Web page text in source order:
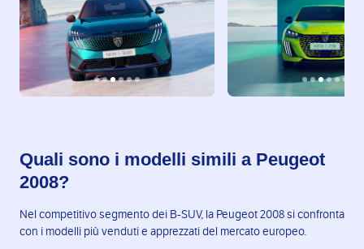
Quali sono i modelli simili a Peugeot
2008?
Nel competitivo segmento dei B-SUV, la Peugeot 2008 si confronta
con i modelli più venduti e apprezzati del mercato europeo.